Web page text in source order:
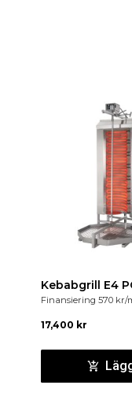
Kebabgrill E4
Finansiering 570 kr/
17,400 kr